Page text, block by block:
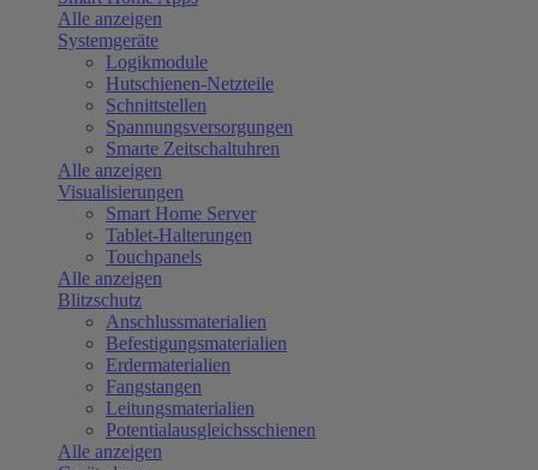
Alle anzeigen
Systemgeräte
Logikmodule
Hutschienen-Netzteile
Schnittstellen
Spannungsversorgungen
Smarte Zeitschaltuhren
Alle anzeigen
Visualisierungen
Smart Home Server
Tablet-Halterungen
Touchpanels
Alle anzeigen
Blitzschutz
Anschlussmaterialien
Befestigungsmaterialien
Erdermaterialien
Fangstangen
Leitungsmaterialien
Potentialausgleichsschienen
Alle anzeigen